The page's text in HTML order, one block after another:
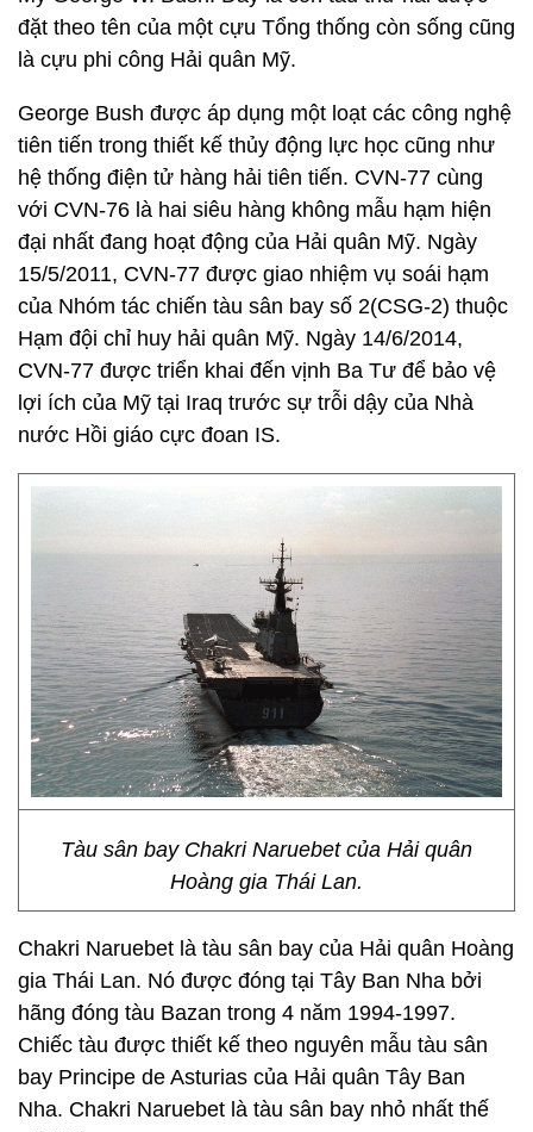
đặt theo tên của một cựu Tổng thống còn sống cũng
là cựu phi công Hải quân Mỹ.
George Bush được áp dụng một loạt các công nghệ
tiên tiến trong thiết kế thủy động lực học cũng như
hệ thống điện tử hàng hải tiên tiến. CVN-77 cùng
với CVN-76 là hai siêu hàng không mẫu hạm hiện
đại nhất đang hoạt động của Hải quân Mỹ. Ngày
15/5/2011, CVN-77 được giao nhiệm vụ soái hạm
của Nhóm tác chiến tàu sân bay số 2(CSG-2) thuộc
Hạm đội chỉ huy hải quân Mỹ. Ngày 14/6/2014,
CVN-77 được triển khai đến vịnh Ba Tư để bảo vệ
lợi ích của Mỹ tại Iraq trước sự trỗi dậy của Nhà
nước Hồi giáo cực đoan IS.
Tàu sân bay Chakri Naruebet của Hải quân
Hoàng gia Thái Lan.
Chakri Naruebet là tàu sân bay của Hải quân Hoàng
gia Thái Lan. Nó được đóng tại Tây Ban Nha bởi
hãng đóng tàu Bazan trong 4 năm 1994-1997.
Chiếc tàu được thiết kế theo nguyên mẫu tàu sân
bay Principe de Asturias của Hải quân Tây Ban
Nha. Chakri Naruebet là tàu sân bay nhỏ nhất thế